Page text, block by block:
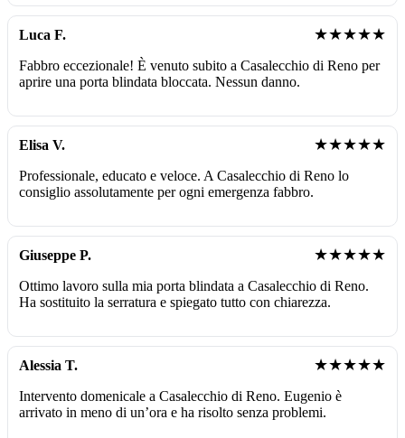
Luca F. ★★★★★
Fabbro eccezionale! È venuto subito a Casalecchio di Reno per
aprire una porta blindata bloccata. Nessun danno.
Elisa V. ★★★★★
Professionale, educato e veloce. A Casalecchio di Reno lo
consiglio assolutamente per ogni emergenza fabbro.
Giuseppe P. ★★★★★
Ottimo lavoro sulla mia porta blindata a Casalecchio di Reno.
Ha sostituito la serratura e spiegato tutto con chiarezza.
Alessia T. ★★★★★
Intervento domenicale a Casalecchio di Reno. Eugenio è
arrivato in meno di un’ora e ha risolto senza problemi.